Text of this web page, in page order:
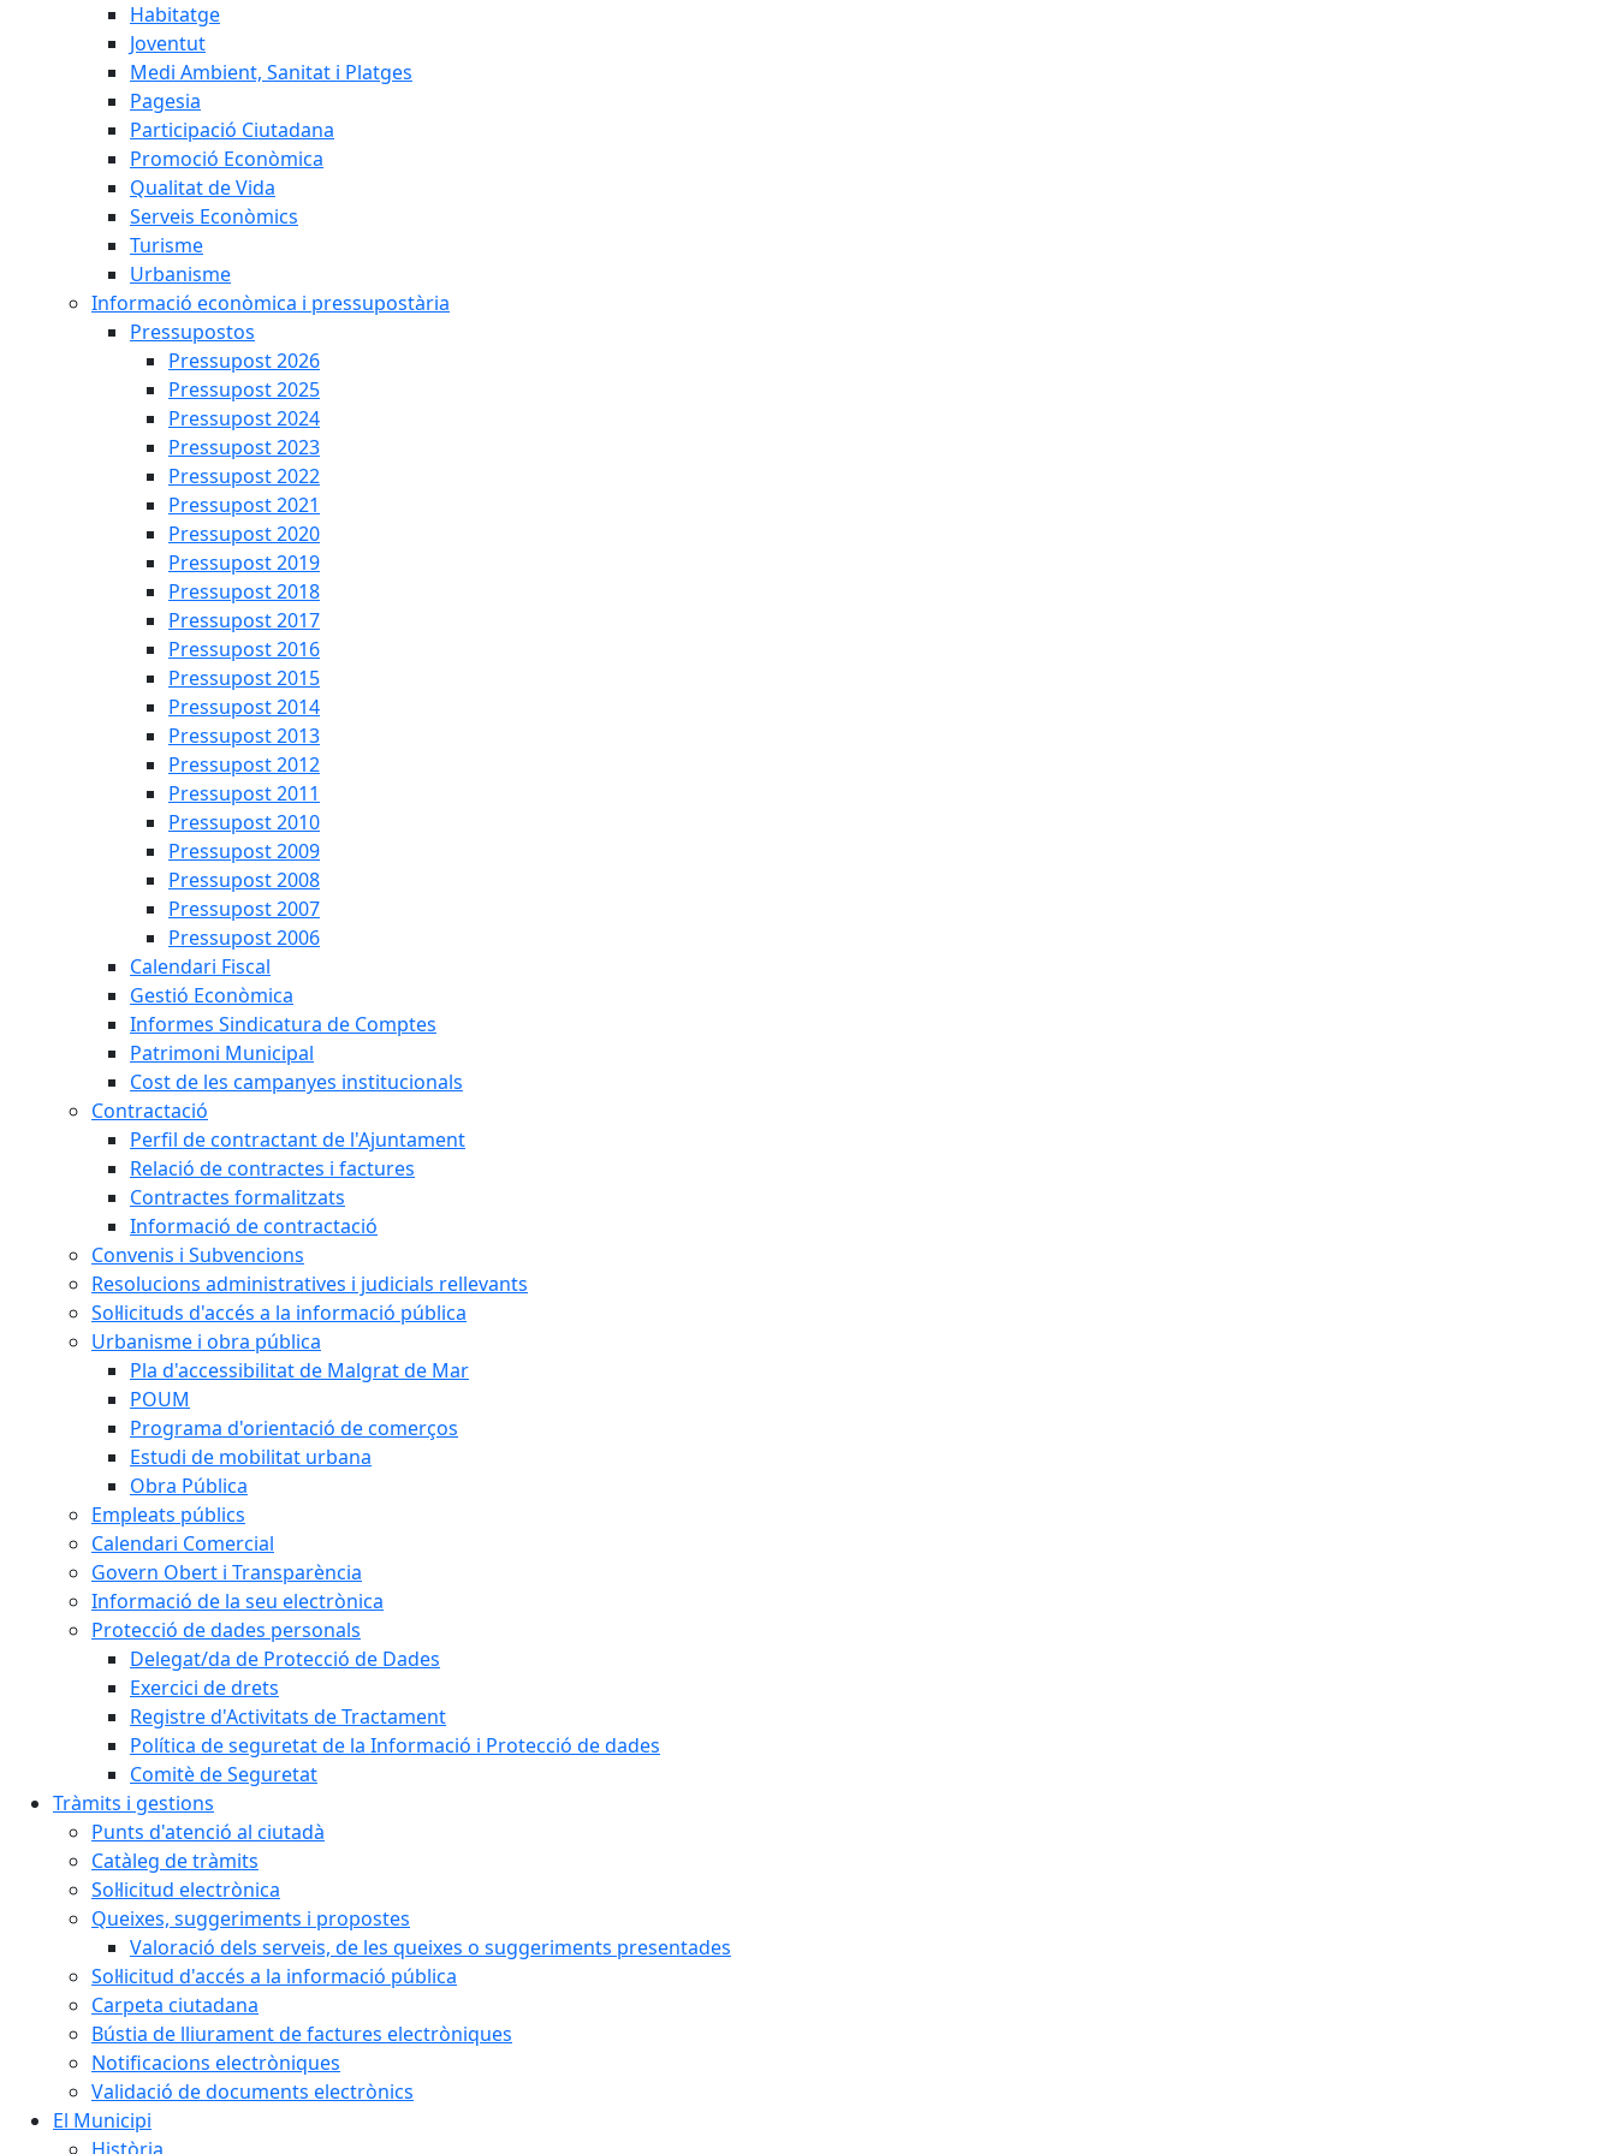
Habitatge
Joventut
Medi Ambient, Sanitat i Platges
Pagesia
Participació Ciutadana
Promoció Econòmica
Qualitat de Vida
Serveis Econòmics
Turisme
Urbanisme
Informació econòmica i pressupostària
Pressupostos
Pressupost 2026
Pressupost 2025
Pressupost 2024
Pressupost 2023
Pressupost 2022
Pressupost 2021
Pressupost 2020
Pressupost 2019
Pressupost 2018
Pressupost 2017
Pressupost 2016
Pressupost 2015
Pressupost 2014
Pressupost 2013
Pressupost 2012
Pressupost 2011
Pressupost 2010
Pressupost 2009
Pressupost 2008
Pressupost 2007
Pressupost 2006
Calendari Fiscal
Gestió Econòmica
Informes Sindicatura de Comptes
Patrimoni Municipal
Cost de les campanyes institucionals
Contractació
Perfil de contractant de l'Ajuntament
Relació de contractes i factures
Contractes formalitzats
Informació de contractació
Convenis i Subvencions
Resolucions administratives i judicials rellevants
Sol·licituds d'accés a la informació pública
Urbanisme i obra pública
Pla d'accessibilitat de Malgrat de Mar
POUM
Programa d'orientació de comerços
Estudi de mobilitat urbana
Obra Pública
Empleats públics
Calendari Comercial
Govern Obert i Transparència
Informació de la seu electrònica
Protecció de dades personals
Delegat/da de Protecció de Dades
Exercici de drets
Registre d'Activitats de Tractament
Política de seguretat de la Informació i Protecció de dades
Comitè de Seguretat
Tràmits i gestions
Punts d'atenció al ciutadà
Catàleg de tràmits
Sol·licitud electrònica
Queixes, suggeriments i propostes
Valoració dels serveis, de les queixes o suggeriments presentades
Sol·licitud d'accés a la informació pública
Carpeta ciutadana
Bústia de lliurament de factures electròniques
Notificacions electròniques
Validació de documents electrònics
El Municipi